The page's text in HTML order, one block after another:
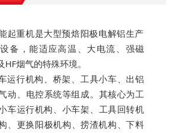
起重机是大型预焙阳极电解铝生产
，能适应高温、大电流、强磁
烟气的特殊环境。
行机构、桥架、工具小车、出铝
动、电控系统等组成。其核心为工
车运行机构、小车架、工具回转机
、更换阳极机构、捞渣机构、下料